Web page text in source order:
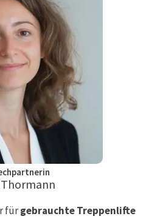
fürgebrauchte Treppenlifte